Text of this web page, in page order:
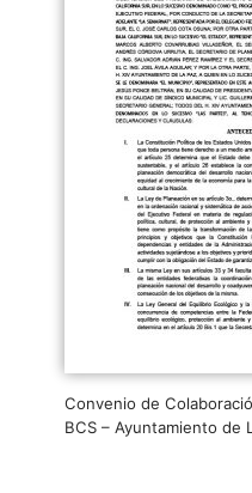
Convenio de
BCS – Ayuntamiento de